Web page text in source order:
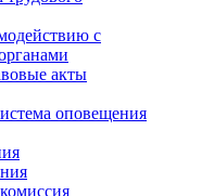
с
акты
оповещения